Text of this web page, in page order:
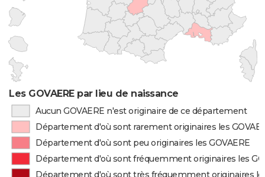
Les GOVAERE par lieu de naissance
Aucun GOVAERE n'est originaire de ce département
Département d'où sont rarement originaires les
Département d'où sont peu originaires les GOVAERE
Département d'où sont fréquemment originaires les
Département d'où sont très fréquemment originaires